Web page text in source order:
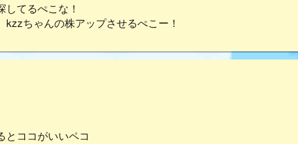
てるぺこな！
kzzちゃんの株アップさせるぺこー！
とココがいいペコ